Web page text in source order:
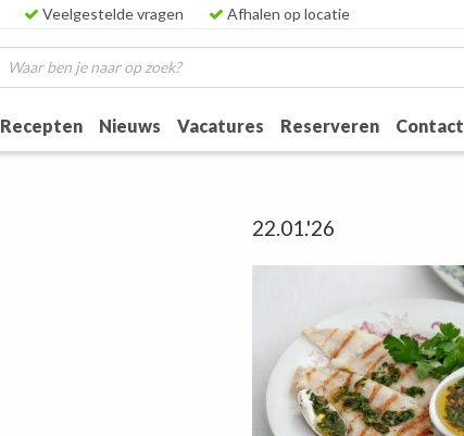
Veelgestelde vragen Afhalen op locatie
Recepten Nieuws Vacatures Reserveren Contact
22.01.'26